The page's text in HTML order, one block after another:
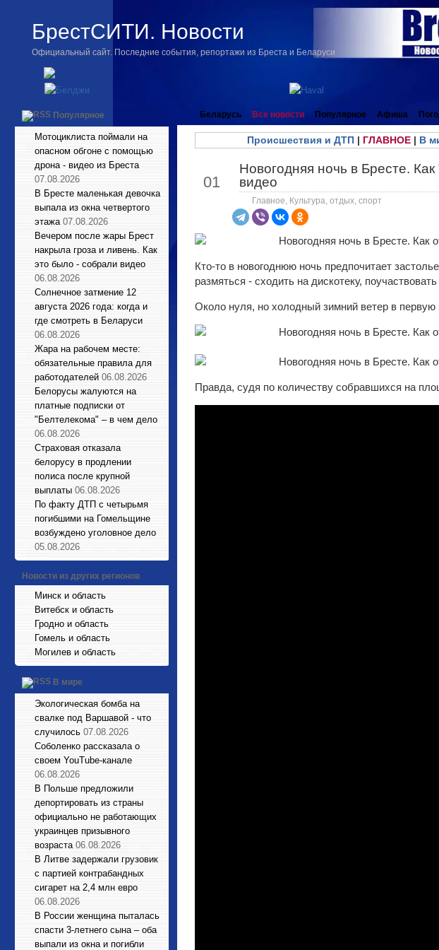
БрестСИТИ. Новости
Официальный сайт. Последние события, репортажи из Бреста и Беларуси
Популярное
Мотоциклиста поймали на
опасном обгоне с помощью
дрона - видео из Бреста
07.08.2026
В Бресте маленькая девочка
выпала из окна четвертого
этажа 07.08.2026
Вечером после жары Брест
накрыла гроза и ливень. Как
это было - собрали видео
06.08.2026
Солнечное затмение 12
августа 2026 года: когда и
где смотреть в Беларуси
06.08.2026
Жара на рабочем месте:
обязательные правила для
работодателей 06.08.2026
Белорусы жалуются на
платные подписки от
"Белтелекома" – в чем дело
06.08.2026
Страховая отказала
белорусу в продлении
полиса после крупной
выплаты 06.08.2026
По факту ДТП с четырьмя
погибшими на Гомельщине
возбуждено уголовное дело
05.08.2026
Новости из других регионов
Минск и область
Витебск и область
Гродно и область
Гомель и область
Могилев и область
В мире
Экологическая бомба на
свалке под Варшавой - что
случилось 07.08.2026
Соболенко рассказала о
своем YouTube-канале
06.08.2026
В Польше предложили
депортировать из страны
официально не работающих
украинцев призывного
возраста 06.08.2026
В Литве задержали грузовик
с партией контрабандных
сигарет на 2,4 млн евро
06.08.2026
В России женщина пыталась
спасти 3-летнего сына – оба
выпали из окна и погибли
Беларусь Все новости Популярное Афиша
Происшествия и ДТП| ГЛАВНОЕ| В
01
Новогодняя ночь в Бресте.
видео
Главное Культура, отдых, спорт
Кто-то в новогоднюю ночь предпочитает
размяться - сходить на дискотеку,
Около нуля, но холодный зимний ветер в первую
Правда, судя по количеству собравшихся на